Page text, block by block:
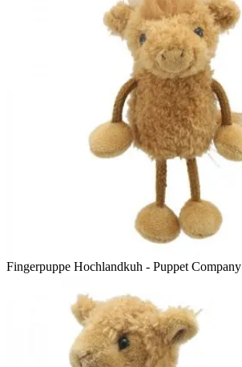
Fingerpuppe Hochlandkuh - Puppet Company